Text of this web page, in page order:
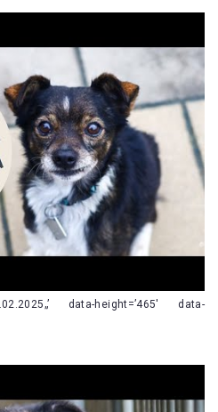
data-height=’465′ data-